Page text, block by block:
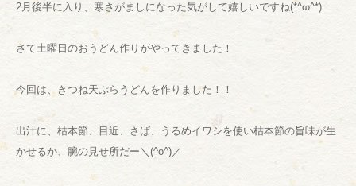
2月後半に入り、寒さがましになった気がして嬉しいですね(*^ω^*)
さて土曜日のおうどん作りがやってきました！
今回は、きつね天ぷらうどんを作りました！！
出汁に、枯本節、目近、さば、うるめイワシを使い枯本節の旨味が生
かせるか、腕の見せ所だー＼(^o^)／